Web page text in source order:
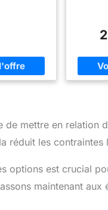
de mettre en relation
réduit les
options est crucial
maintenant aux